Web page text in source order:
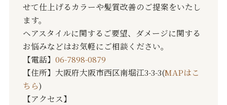
せて仕上げるカラーや髪質改善のご提案をいたし
ます。
ヘアスタイルに関するご要望、ダメージに関する
お悩みなどはお気軽にご相談ください。
【電話】 06-7898-0879
【住所】大阪府大阪市西区南堀江3-3-3(MAPはこ
ちら)
【アクセス】